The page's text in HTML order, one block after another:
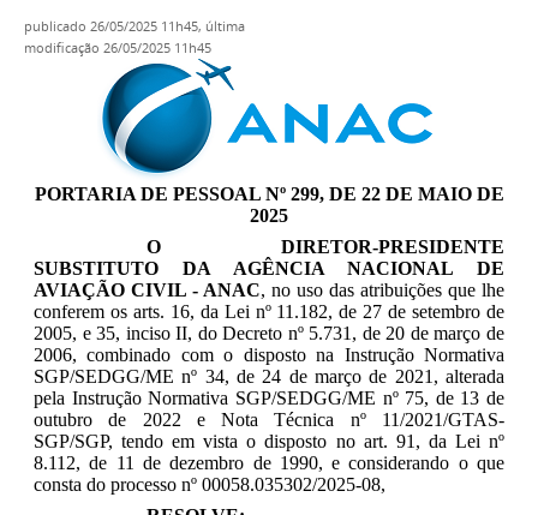
publicado 26/05/2025 11h45, última
modificação 26/05/2025 11h45
PORTARIA DE PESSOAL Nº 299, DE 22 DE MAIO DE
2025
O DIRETOR-PRESIDENTE
SUBSTITUTO DA AGÊNCIA NACIONAL DE
AVIAÇÃO CIVIL - ANAC, no uso das atribuições que lhe
conferem os arts. 16, da Lei nº 11.182, de 27 de setembro de
2005, e 35, inciso II, do Decreto nº 5.731, de 20 de março de
2006, combinado com o disposto na Instrução Normativa
SGP/SEDGG/ME nº 34, de 24 de março de 2021, alterada
pela Instrução Normativa SGP/SEDGG/ME nº 75, de 13 de
outubro de 2022 e Nota Técnica nº 11/2021/GTAS-
SGP/SGP, tendo em vista o disposto no art. 91, da Lei nº
8.112, de 11 de dezembro de 1990, e considerando o que
consta do processo nº 00058.035302/2025-08,